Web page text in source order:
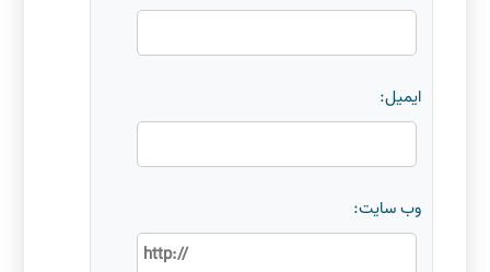
ایمیل:
وب سایت: